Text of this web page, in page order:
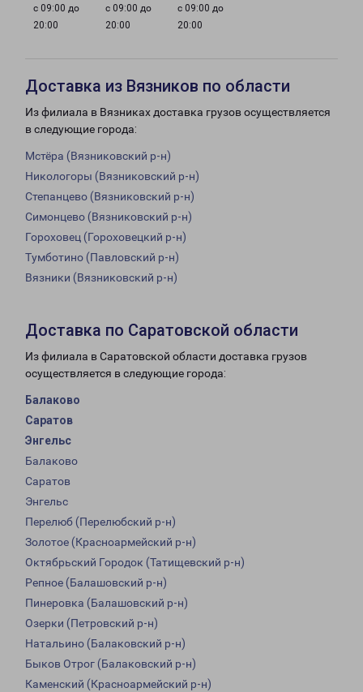
с 09:00 до
20:00
с 09:00 до
20:00
с 09:00 до
20:00
Доставка из Вязников по области
Из филиала в Вязниках доставка грузов осуществляется
в следующие города:
Мстёра (Вязниковский р-н)
Никологоры (Вязниковский р-н)
Степанцево (Вязниковский р-н)
Симонцево (Вязниковский р-н)
Гороховец (Гороховецкий р-н)
Тумботино (Павловский р-н)
Вязники (Вязниковский р-н)
Доставка по Саратовской области
Из филиала в Саратовской области доставка грузов
осуществляется в следующие города:
Балаково
Саратов
Энгельс
Балаково
Саратов
Энгельс
Перелюб (Перелюбский р-н)
Золотое (Красноармейский р-н)
Октябрьский Городок (Татищевский р-н)
Репное (Балашовский р-н)
Пинеровка (Балашовский р-н)
Озерки (Петровский р-н)
Натальино (Балаковский р-н)
Быков Отрог (Балаковский р-н)
Каменский (Красноармейский р-н)